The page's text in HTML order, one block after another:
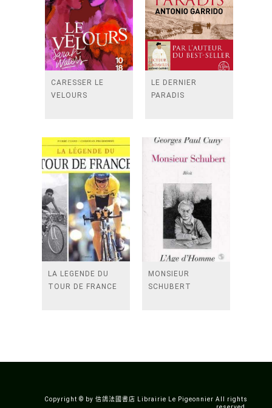
CARESSER LE
VELOURS
LE DERNIER
PARADIS
LA LEGENDE DU
TOUR DE FRANCE
MONSIEUR
SCHUBERT
Copyright © by 信鴿法國書店 Librairie Le Pigeonnier All rights